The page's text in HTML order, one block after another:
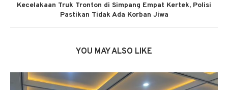
Kecelakaan Truk Tronton di Simpang Empat Kertek, Polisi
Pastikan Tidak Ada Korban Jiwa
YOU MAY ALSO LIKE